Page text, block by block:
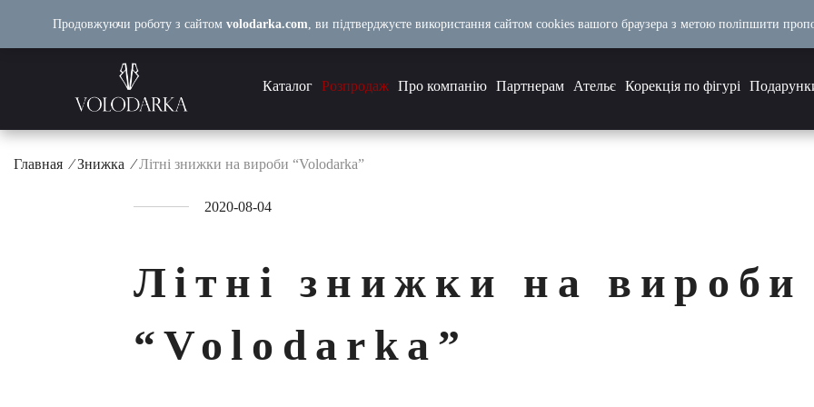
Каталог Розпродаж Про компанію Партнерам Ательє Корекція по фігурі
Главная ⁄Знижка ⁄Літні знижки на вироби “Volodarka”
2020-08-04
Літні знижки на вироби
“Volodarka”
Продовжуючи роботу з сайтом volodarka.com, ви підтверджуєте використання сайтом cookies вашого браузера з метою поліпшити